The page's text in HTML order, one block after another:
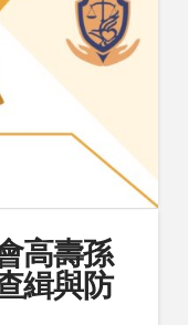
高壽孫
緝與防